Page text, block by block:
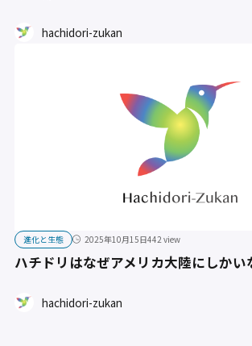
hachidori-zukan
進化と生態 2025年10月15日442 view
ハチドリはなぜアメリカ大陸にしかい
hachidori-zukan